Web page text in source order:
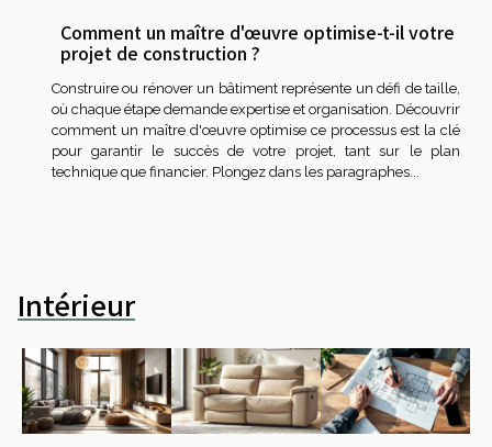
Comment un maître d'œuvre optimise-t-il votre
projet de construction ?
Construire ou rénover un bâtiment représente un défi de taille,
où chaque étape demande expertise et organisation. Découvrir
comment un maître d'œuvre optimise ce processus est la clé
pour garantir le succès de votre projet, tant sur le plan
technique que financier. Plongez dans les paragraphes...
Intérieur